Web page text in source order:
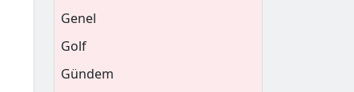
Genel
Golf
Gündem